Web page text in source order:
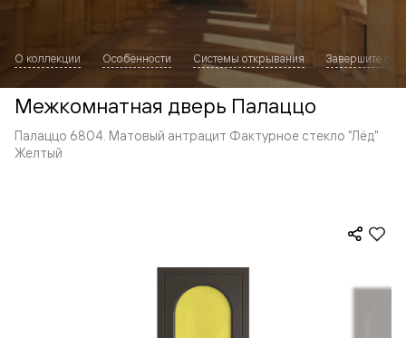
О коллекции Особенности Системы открывания Завершите
Межкомнатная дверь Палаццо
Палаццо 6804. Матовый антрацит Фактурное стекло "Лёд"
Желтый